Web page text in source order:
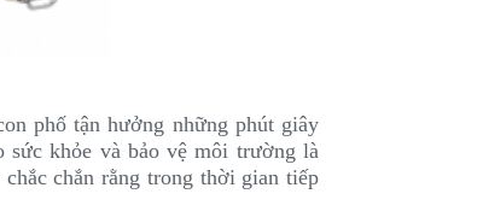
phố tận hưởng những phút giây
sức khỏe và bảo vệ môi trường là
chắn rằng trong thời gian tiếp